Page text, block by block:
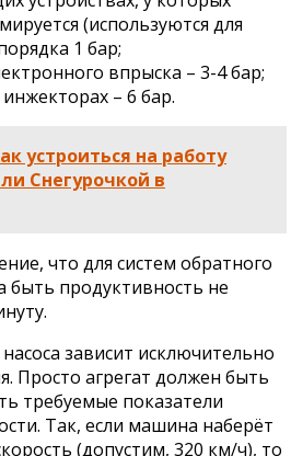
(используются для
1 бар;
впрыска – 3-4 бар;
– 6 бар.
устроиться на работу
Снегурочкой в
что для систем обратного
быть продуктивность не
зависит исключительно
Просто агрегат должен быть
требуемые показатели
Так, если машина наберёт
(допустим, 320 км/ч), то